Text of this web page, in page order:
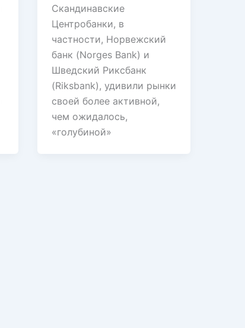
Скандинавские
Центробанки, в
частности, Норвежский
банк (Norges Bank) и
Шведский Риксбанк
(Riksbank), удивили рынки
своей более активной,
чем ожидалось,
«голубиной»